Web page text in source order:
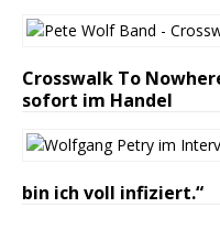
Crosswalk To
sofort im Handel
bin ich voll infiziert.“